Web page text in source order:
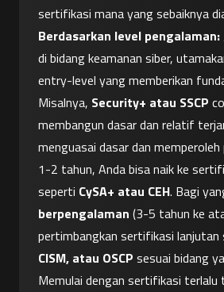
sertifikasi mana yang sebaiknya
Berdasarkan level pengalaman:
di bidang keamanan siber,
entry-level yang memberikan
Misalnya, Security+ atau SSCP
membangun dasar dan relatif
menguasai dasar dan
1-2 tahun, Anda bisa naik ke
seperti CySA+ atau CEH
berpengalaman (3-5 tahun ke
pertimbangkan sertifikasi lanjutan
CISM, atau OSCP sesuai bidang
Memulai dengan sertifikasi